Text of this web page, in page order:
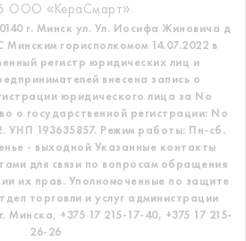
ООО «КераСмарт».
г. Минск ул. Ул. Иосифа Жиновича д
Минским горисполкомом 14.07.2022 в
регистр юридических лиц и
внесена запись о
юридического лица за No
о государственной регистрации: No
УНП 193635857. Режим работы: Пн-сб.
- выходной Указанные контакты
для связи по вопросам обращения
их прав. Уполномоченные по защите
торговли и услуг администрации
Минска, +375 17 215-17-40, +375 17 215-
26-26